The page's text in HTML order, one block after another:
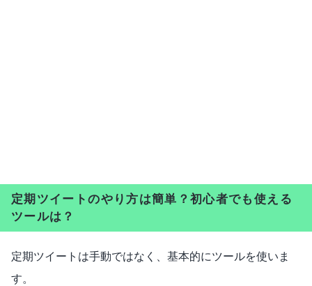
定期ツイートのやり方は簡単？初心者でも使える
ツールは？
定期ツイートは手動ではなく、基本的にツールを使いま
す。